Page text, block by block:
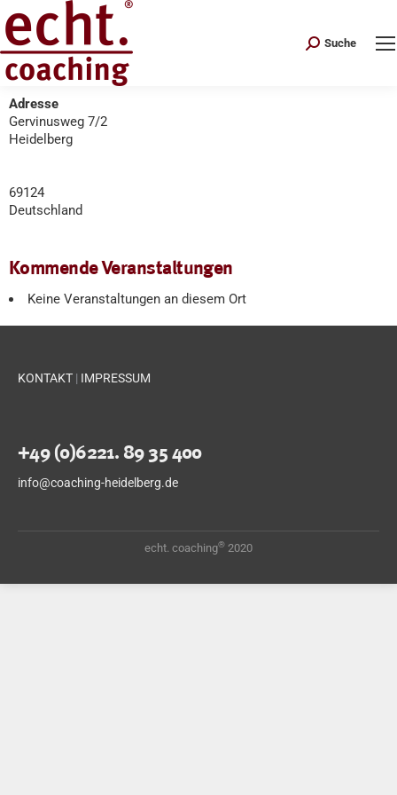
Search:
Suche
Adresse
Gervinusweg 7/2
Heidelberg
69124
Deutschland
Kommende Veranstaltungen
Keine Veranstaltungen an diesem Ort
KONTAKT | IMPRESSUM
+49 (0)6221. 89 35 400
info@coaching-heidelberg.de
echt. coaching® 2020